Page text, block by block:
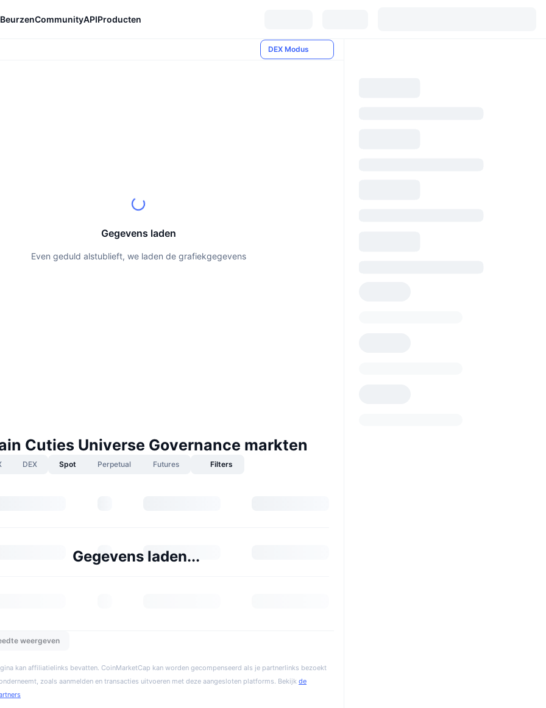
BeurzenCommunityAPIProducten
DEX Modus
Gegevens laden
Even geduld alstublieft, we laden de grafiekgegevens
Cuties Universe Governance markten
DEX Spot Perpetual Futures Filters
Gegevens laden...
weergeven
kan affiliatielinks bevatten. CoinMarketCap kan worden gecompenseerd als je partnerlinks bezoekt
zoals aanmelden en transacties uitvoeren met deze aangesloten platforms. Bekijk de